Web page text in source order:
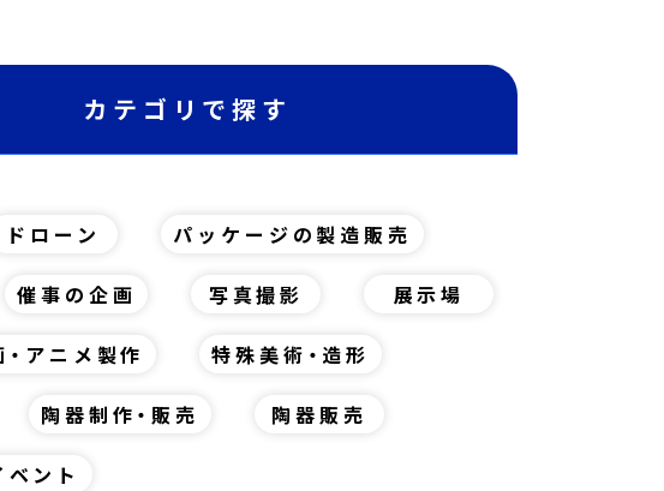
カテゴリで探す
ドローン パッケージの製造販売
催事の企画 写真撮影 展示場
・アニメ製作 特殊美術・造形
陶器制作・販売 陶器販売
ベント